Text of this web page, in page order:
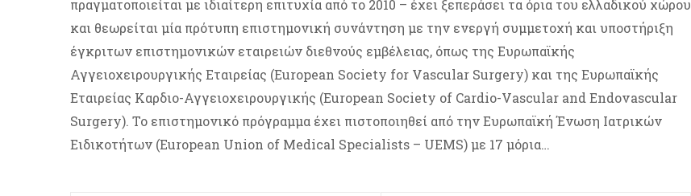
πραγματοποιείται με ιδιαίτερη επιτυχία από το 2010 – έχει ξεπεράσει τα όρια του ελλαδικού χώρου
και θεωρείται μία πρότυπη επιστημονική συνάντηση με την ενεργή συμμετοχή και υποστήριξη
έγκριτων επιστημονικών εταιρειών διεθνούς εμβέλειας, όπως της Ευρωπαϊκής
Αγγειοχειρουργικής Εταιρείας (European Society for Vascular Surgery) και της Ευρωπαϊκής
Εταιρείας Καρδιο-Αγγειοχειρουργικής (European Society of Cardio-Vascular and Endovascular
Surgery). Το επιστημονικό πρόγραμμα έχει πιστοποιηθεί από την Ευρωπαϊκή Ένωση Ιατρικών
Ειδικοτήτων (European Union of Medical Specialists – UEMS) με 17 μόρια…